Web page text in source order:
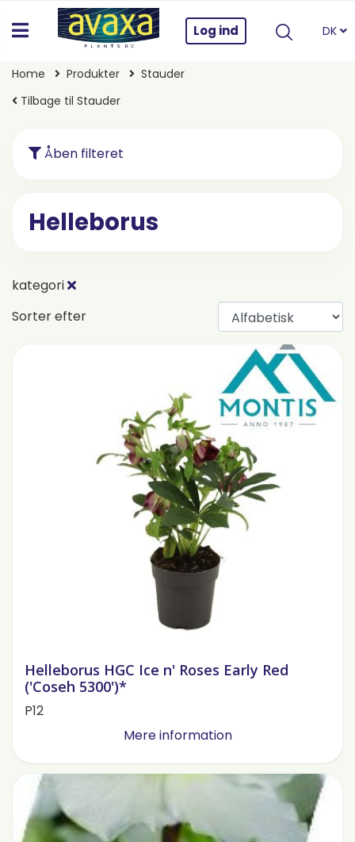
Log ind DK
Home Produkter
Stauder
Tilbage til Stauder
Åben filteret
Helleborus
kategori
Sorter efter
Helleborus HGC Ice n' Roses Early Red
('Coseh 5300')*
P12
Mere information